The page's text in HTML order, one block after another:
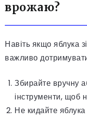
врожаю?
Навіть якщо яблука
важливо
Збирайте вручну
інструменти, щоб
Не кидайте